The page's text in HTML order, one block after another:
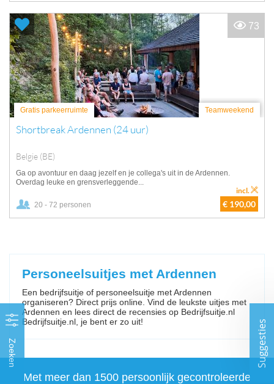
Zoeken
Gratis parkeerruimte Teamweekend
Shortbreak Ardennen (24 uur)
Belgie (BE)
Ga op avontuur en daag jezelf en je collega's uit in de Ardennen.
Overdag leuke en grensverleggende...
20 - 72 personen € 190,00
incl.
73
Personeelsuitjes met Ardennen
Een bedrijfsuitje of personeelsuitje met Ardennen
organiseren? Direct prijs online. Vind de leukste uitjes met
Ardennen en lees direct de recensies op Bedrijfsuitje.nl
Bedrijfsuitje.nl, je bent er zo uit!
Met meer dan 1500 persoonlijk gecontroleerde
Suggesties